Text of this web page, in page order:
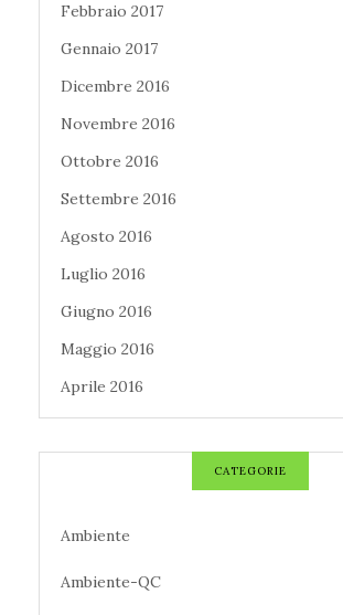
Febbraio 2017
Gennaio 2017
Dicembre 2016
Novembre 2016
Ottobre 2016
Settembre 2016
Agosto 2016
Luglio 2016
Giugno 2016
Maggio 2016
Aprile 2016
CATEGORIE
Ambiente
Ambiente-QC